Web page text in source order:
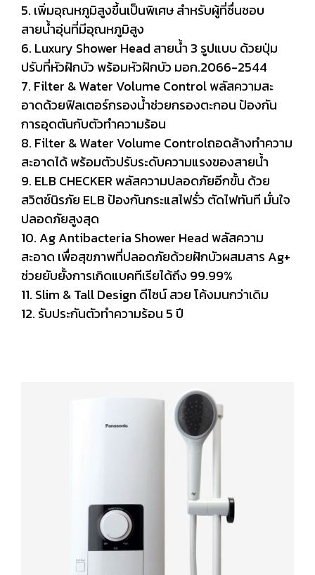
5. เพิ่มอุณหภูมิสูงขึ้นเป็นพิเศษ สำหรับผู้ที่ชื่นชอบ
สายน้ำอุ่นที่มีอุณหภูมิสูง
6. Luxury Shower Head สายน้ำ 3 รูปแบบ ด้วยปุ่ม
ปรับที่หัวฝักบัว พร้อมหัวฝักบัว มอก.2066-2544
7. Filter & Water Volume Control พลัสความสะ
อาดด้วยฟิลเตอร์กรองน้ำช่วยกรองตะกอน ป้องกัน
การอุดตันกับตัวทำความร้อน
8. Filter & Water Volume Controlถอดล้างทำความ
สะอาดได้ พร้อมตัวปรับระดับความแรงของสายน้ำ
9. ELB CHECKER พลัสความปลอดภัยอีกขั้น ด้วย
สวิตช์นิรภัย ELB ป้องกันกระแสไฟรั่ว ตัดไฟทันที มั่นใจ
ปลอดภัยสูงสุด
10. Ag Antibacteria Shower Head พลัสความ
สะอาด เพื่อสุขภาพที่ปลอดภัยด้วยฝักบัวผสมสาร Ag+
ช่วยยับยั้งการเกิดแบคทีเรียได้ถึง 99.99%
11. Slim & Tall Design ดีไซน์ สวย โค้งมนกว่าเดิม
12. รับประกันตัวทำความร้อน 5 ปี